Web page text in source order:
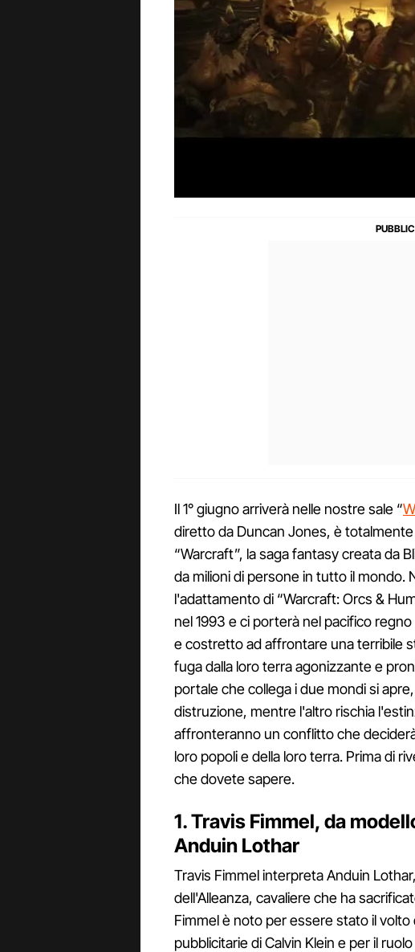
Il 1° giugno arriverà nelle nostre sale “
diretto da Duncan Jones, è
“Warcraft”, la saga fantasy creata da
da milioni di persone in tutto il mondo.
l'adattamento di “Warcraft: Orcs &
nel 1993 e ci porterà nel pacifico
e costretto ad affrontare una terribile
fuga dalla loro terra agonizzante e
portale che collega i due mondi si
distruzione, mentre l'altro rischia
affronteranno un conflitto che
loro popoli e della loro terra. Prima di
che dovete sapere.
1. Travis Fimmel, da
Anduin Lothar
Travis Fimmel interpreta Anduin
dell'Alleanza, cavaliere che ha
Fimmel è noto per essere stato il
pubblicitarie di Calvin Klein e per il